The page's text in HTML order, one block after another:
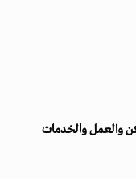
والعمل والخدمات